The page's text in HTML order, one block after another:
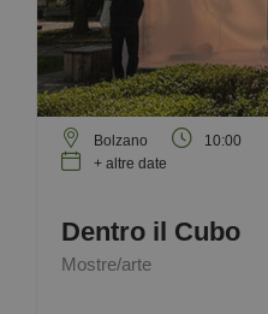
Bolzano
10:00
+ altre date
Dentro il Cubo
Mostre/arte